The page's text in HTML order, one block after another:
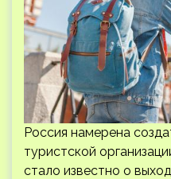
Россия намерена
туристской
стало известно о